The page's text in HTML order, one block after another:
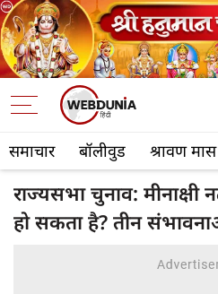
समाचार बॉलीवुड श्रावण
राज्यसभा चुनाव: मीनाक्षी
हो सकता है? तीन